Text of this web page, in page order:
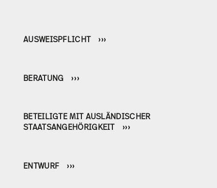
AUSWEISPFLICHT
BERATUNG
BETEILIGTE MIT AUSLÄNDISCHER
STAATSANGEHÖRIGKEIT
ENTWURF